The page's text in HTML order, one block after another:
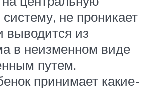
не проникает
выводится из
в неизменном виде
путем.
принимает какие-